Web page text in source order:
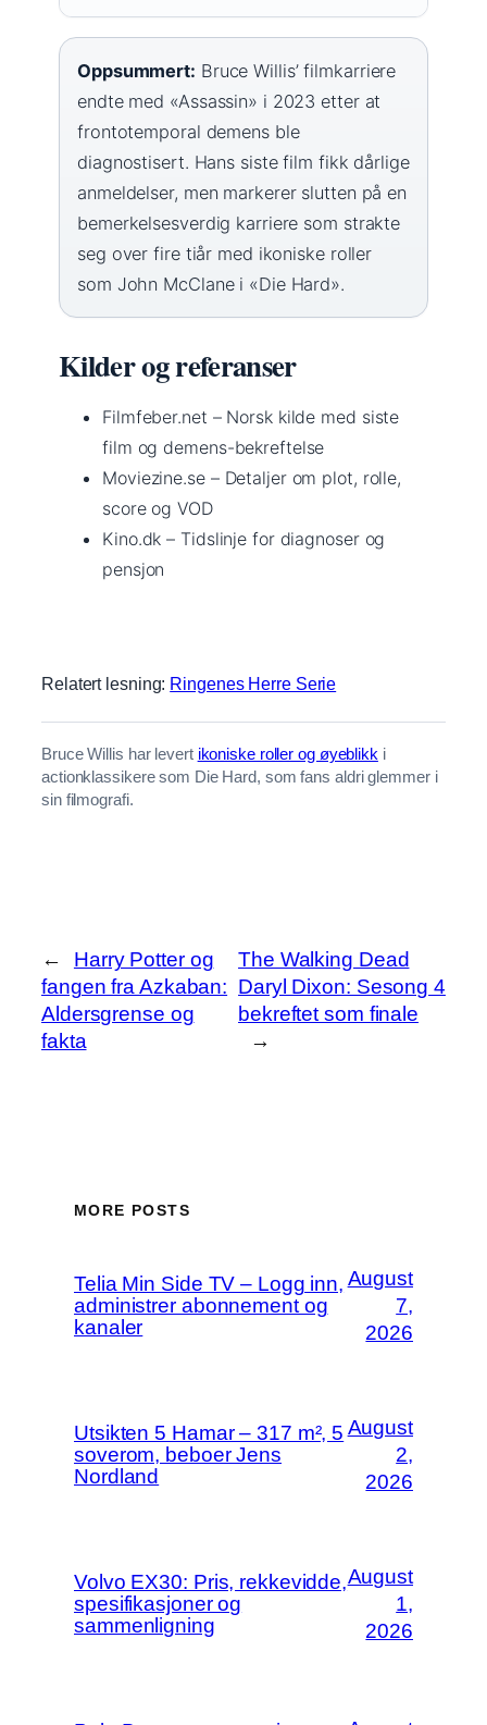
Oppsummert: Bruce Willis’ filmkarriere
endte med «Assassin» i 2023 etter at
frontotemporal demens ble
diagnostisert. Hans siste film fikk dårlige
anmeldelser, men markerer slutten på en
bemerkelsesverdig karriere som strakte
seg over fire tiår med ikoniske roller
som John McClane i «Die Hard».
Kilder og referanser
Filmfeber.net – Norsk kilde med siste
film og demens-bekreftelse
Moviezine.se – Detaljer om plot, rolle,
score og VOD
Kino.dk – Tidslinje for diagnoser og
pensjon
Relatert lesning: Ringenes Herre Serie
Bruce Willis har levert ikoniske roller og øyeblikk i
actionklassikere som Die Hard, som fans aldri glemmer i
sin filmografi.
←
Harry Potter og
fangen fra Azkaban:
Aldersgrense og
fakta
The Walking Dead
Daryl Dixon: Sesong 4
bekreftet som finale
→
MORE POSTS
Telia Min Side TV – Logg inn,
administrer abonnement og
kanaler
August
7,
2026
Utsikten 5 Hamar – 317 m², 5
soverom, beboer Jens
Nordland
August
2,
2026
Volvo EX30: Pris, rekkevidde,
spesifikasjoner og
sammenligning
August
1,
2026